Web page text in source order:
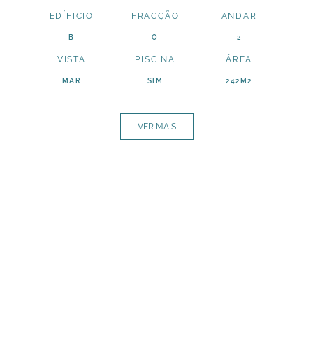
EDÍFICIO
B
FRACÇÃO
O
ANDAR
2
VISTA
MAR
PISCINA
SIM
ÁREA
242M2
VER MAIS